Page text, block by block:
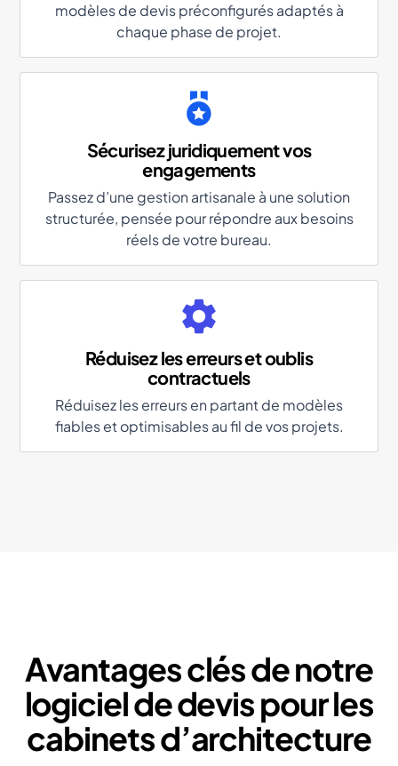
modèles de devis préconfigurés adaptés à
chaque phase de projet.
Sécurisez juridiquement vos
engagements
Passez d’une gestion artisanale à une solution
structurée, pensée pour répondre aux besoins
réels de votre bureau.
Réduisez les erreurs et oublis
contractuels
Réduisez les erreurs en partant de modèles
fiables et optimisables au fil de vos projets.
Avantages clés de notre
logiciel de devis pour les
cabinets d’architecture